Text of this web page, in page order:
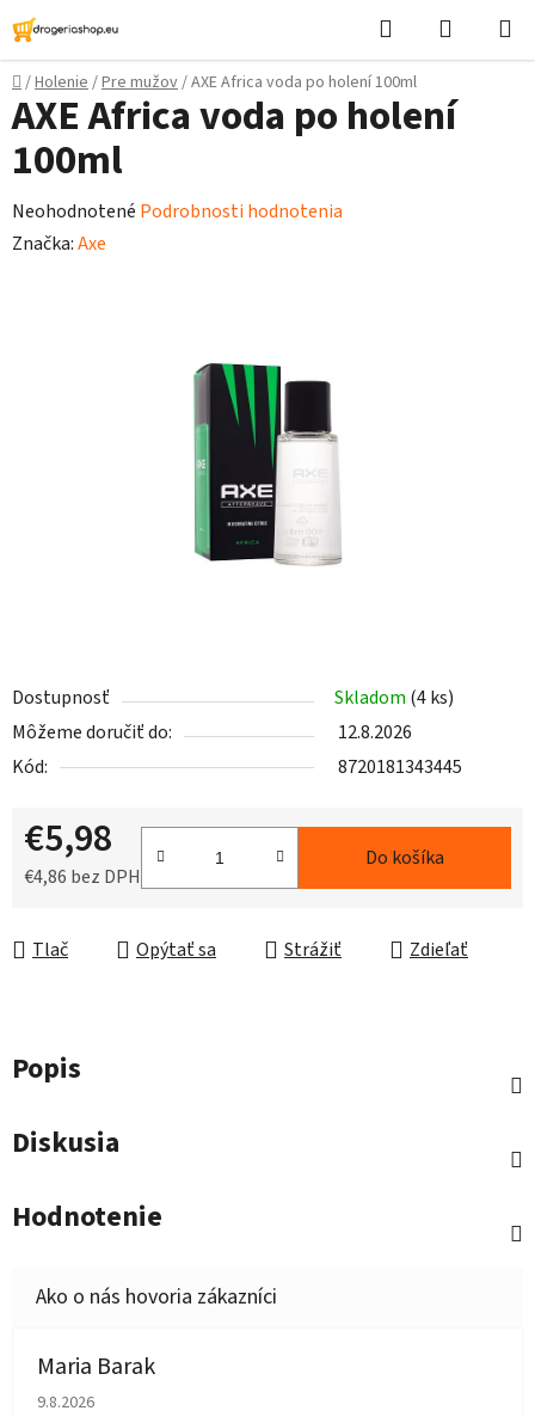
Prejsť
na
obsah
Hľadať
košík
Domov
/Holenie/Pre mužov/AXE Africa voda po holení 100ml
Dostupnosť Skladom (4 ks)
Môžeme doručiť do:
12.8.2026
Kód:
8720181343445
€5,98
€4,86 bez DPH
Do košíka
Tlač Opýtať sa Strážiť Zdieľať
AXE Africa voda po holení
100ml
Priemerné
hodnotenie
Neohodnotené Podrobnosti hodnotenia
Značka:Axe
Popis
Diskusia
Hodnotenie
Maria Barak
Hodnotenie obchodu je 5 z 5 hviezdičiek.
9.8.2026